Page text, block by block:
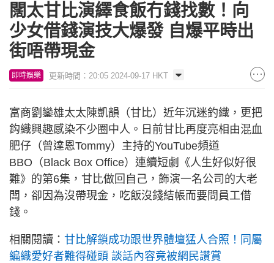
闊太甘比演繹食飯冇錢找數！向
少女借錢演技大爆發 自爆平時出
街唔帶現金
即時娛樂 更新時間：20:05 2024-09-17 HKT
富商劉鑾雄太太陳凱韻（甘比）近年沉迷釣織，更把
鈎織興趣感染不少圈中人。日前甘比再度亮相由混血
肥仔（曾達恩Tommy）主持的YouTube頻道
BBO（Black Box Office）連續短劇《人生好似好很
難》的第6集，甘比做回自己，飾演一名公司的大老
闆，卻因為沒帶現金，吃飯沒錢結帳而要問員工借
錢。
相關閱讀： 甘比解鎖成功跟世界體壇猛人合照！同屬
編織愛好者難得碰頭 談話內容竟被網民讚賞